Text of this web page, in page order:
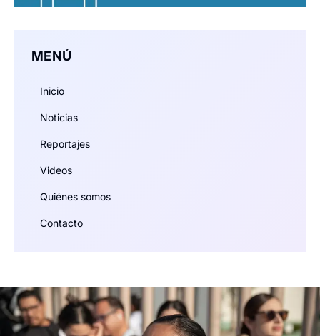
MENÚ
Inicio
Noticias
Reportajes
Videos
Quiénes somos
Contacto